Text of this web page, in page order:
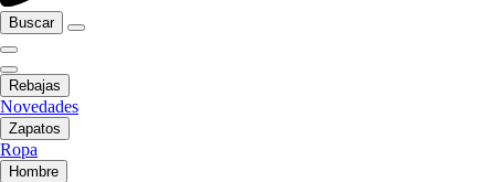
Buscar
Rebajas
Novedades
Zapatos
Ropa
Hombre